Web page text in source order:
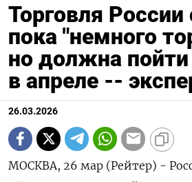
Торговля
пока "немного
но должна пойти
в апреле --
26.03.2026
МОСКВА, 26 мар (Рейтер) -